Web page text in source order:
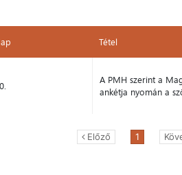
Tétel
A PMH szerint a
ankétja nyomán a
Előző 1